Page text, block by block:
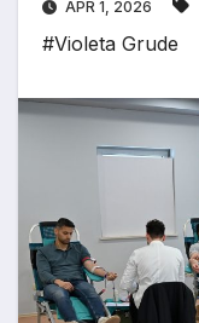
APR 1, 2026
#Violeta Grude